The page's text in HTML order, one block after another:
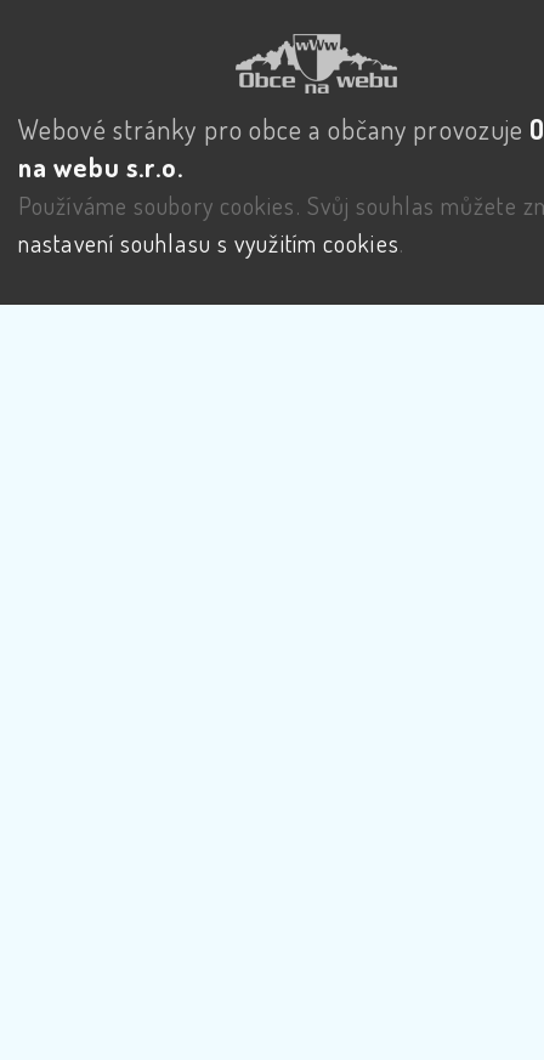
Webové stránky pro obce a občany provozuje
na webu s.r.o.
Používáme soubory cookies. Svůj souhlas můžete
nastavení souhlasu s využitím cookies.